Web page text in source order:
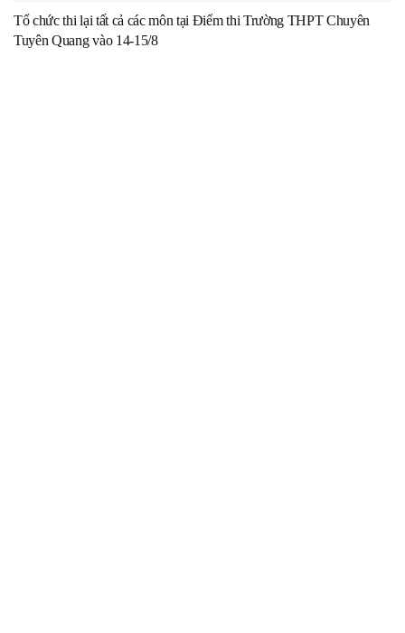
Tổ chức thi lại tất cả các môn tại Điểm thi Trường THPT Chuyên
Tuyên Quang vào 14-15/8